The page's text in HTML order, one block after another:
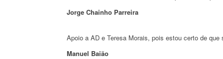
Jorge Chainho Parreira
Apoio a AD e Teresa Morais, pois estou certo de
Manuel Baião